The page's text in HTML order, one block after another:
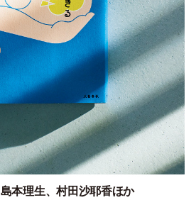
島本理生、村田沙耶香ほか